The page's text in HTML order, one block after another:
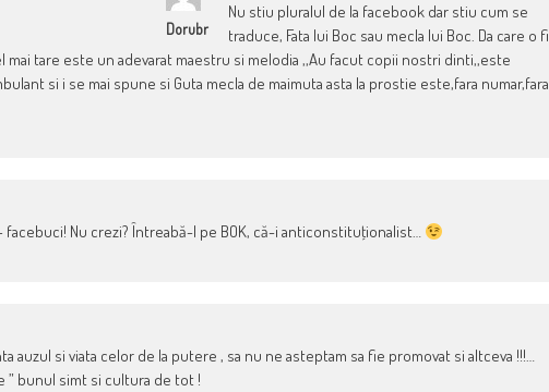
Dorubr
Nu stiu pluralul de la facebook dar stiu cum se
traduce, Fata lui Boc sau mecla lui Boc. Da care o fi
mai tare este un adevarat maestru si melodia ,,Au facut copii nostri dinti,,este
si i se mai spune si Guta mecla de maimuta asta la prostie este,fara numar,fara
facebuci! Nu crezi? Întreabă-l pe BOK, că-i anticonstituţionalist…
auzul si viata celor de la putere , sa nu ne asteptam sa fie promovat si altceva !!!…
” bunul simt si cultura de tot !